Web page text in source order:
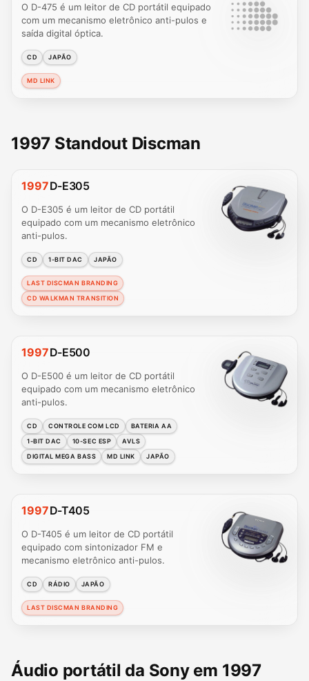
O D-475 é um leitor de CD portátil equipado
com um mecanismo eletrônico anti-pulos e
saída digital óptica.
CD JAPÃO
MD LINK
1997 Standout Discman
1997D-E305
O D-E305 é um leitor de CD portátil
equipado com um mecanismo eletrônico
anti-pulos.
CD 1-BIT DAC JAPÃO
LAST DISCMAN BRANDING
CD WALKMAN TRANSITION
1997D-E500
O D-E500 é um leitor de CD portátil
equipado com um mecanismo eletrônico
anti-pulos.
CD CONTROLE COM LCD
BATERIA AA
1-BIT DAC
10-SEC ESP
AVLS
DIGITAL MEGA BASS
MD LINK JAPÃO
1997D-T405
O D-T405 é um leitor de CD portátil
equipado com sintonizador FM e
mecanismo eletrônico anti-pulos.
CD RÁDIO JAPÃO
LAST DISCMAN BRANDING
Áudio portátil da Sony em 1997